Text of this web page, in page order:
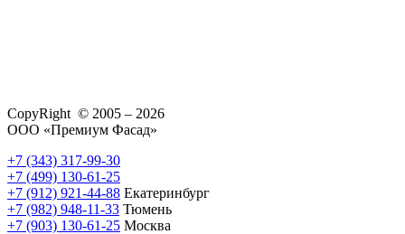
CopyRight © 2005 – 2026
ООО «Премиум Фасад»
+7 (343) 317-99-30
+7 (499) 130-61-25
+7 (912) 921-44-88 Екатеринбург
+7 (982) 948-11-33 Тюмень
+7 (903) 130-61-25 Москва